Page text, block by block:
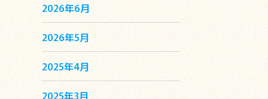
2026年6月
2026年5月
2025年4月
2025年3月